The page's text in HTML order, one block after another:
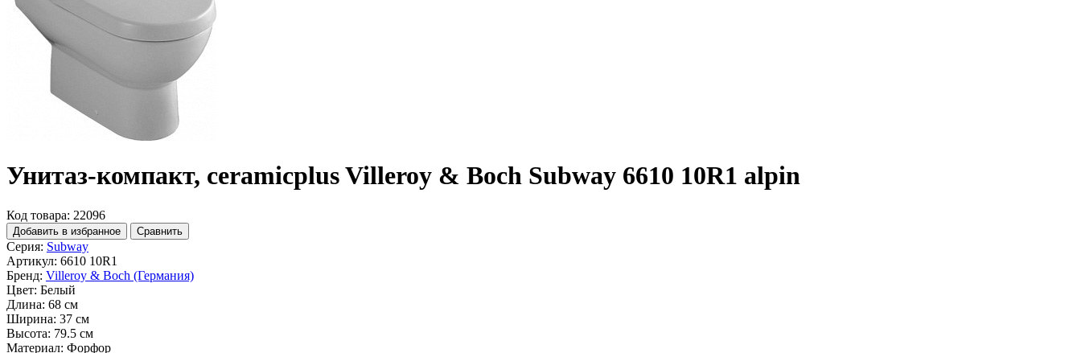
Унитаз-компакт, ceramicplus Villeroy & Boch Subway 6610 10R1 alpin
Код товара: 22096
Добавить в избранное Сравнить
Серия: Subway
Артикул: 6610 10R1
Бренд: Villeroy & Boch (Германия)
Цвет: Белый
Длина: 68 см
Ширина: 37 см
Высота: 79.5 см
Материал: Форфор